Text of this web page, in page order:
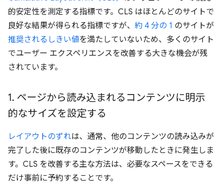
的安定性を測定する指標です。CLS はほとんどのサイトで
良好な結果が得られる指標ですが、 約 4 分の 1 のサイトが
推奨されるしきい値を満たしていないため、多くのサイト
でユーザー エクスペリエンスを改善する大きな機会が残
されています。
1. ページから読み込まれるコンテンツに明示
的なサイズを設定する
レイアウトのずれは、通常、他のコンテンツの読み込みが
完了した後に既存のコンテンツが移動したときに発生しま
す。CLS を改善する主な方法は、必要なスペースをできる
だけ事前に予約することです。